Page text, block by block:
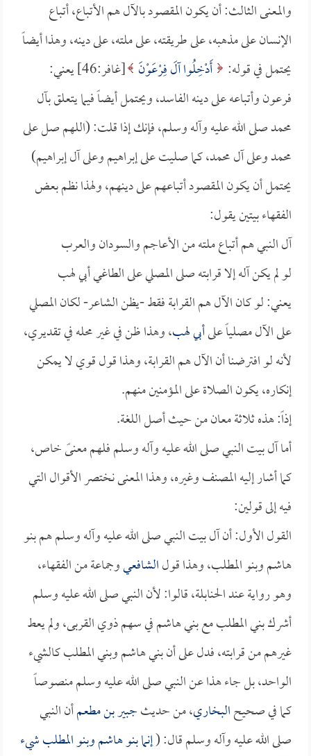
والمعنى الثالث: أن يكون المقصود بالآل هم الأتباع، أتباع
الإنسان على مذهبه، على طريقته، على ملته، على دينه، وهذا أيضاً
يحتمل في قوله: أَدْخِلُوا آلَ فِرْعَوْنَ
[غافر:46] يعني:
فرعون وأتباعه على دينه الفاسد، ويحتمل أيضاً فيما يتعلق بآل
محمد صلى الله عليه وآله وسلم، فإنك إذا قلت: (اللهم صل على
محمد وعلى آل محمد، كما صليت على إبراهيم وعلى آل إبراهيم)
يحتمل أن يكون المقصود أتباعهم على دينهم، ولهذا نظم بعض
الفقهاء بيتين يقول:
آل النبي هم أتباع ملته من الأعاجم والسودان والعرب
لو لم يكن آله إلا قرابته صلى المصلي على الطاغي أبي لهب
يعني: لو كان الآل هم القرابة فقط -يظن الشاعر- لكان المصلي
على الآل مصلياً علىأبي لهب، وهذا ظن في غير محله في تقديري،
لأنه لو افترضنا أن الآل هم القرابة، وهذا قول قوي لا يمكن
إنكاره، يكون الصلاة على المؤمنين منهم.
إذاً: هذه ثلاثة معان من حيث أصل اللغة.
أما آل بيت النبي صلى الله عليه وآله وسلم فلهم معنىً خاص،
كما أشار إليه المصنف وغيره، وهذا المعنى نختصر الأقوال التي
فيه إلى قولين:
القول الأول: أن آل بيت النبي صلى الله عليه وآله وسلم هم بنو
هاشم وبنو المطلب، وهذا قولالشافعيوجماعة من الفقهاء،
وهو رواية عند الحنابلة، قالوا: لأن النبي صلى الله عليه وسلم
أشرك بني المطلب مع بني هاشم في سهم ذوي القربى، ولم يعط
غيرهم من قرابته، فدل على أن بني هاشم وبني المطلب كالشيء
الواحد، بل جاء هذا عن النبي صلى الله عليه وسلم منصوصاً
كما في صحيحالبخاري، من حديثجبير بن مطعمأن النبي
صلى الله عليه وآله وسلم قال: (إنما بنو هاشم وبنو المطلب شيء